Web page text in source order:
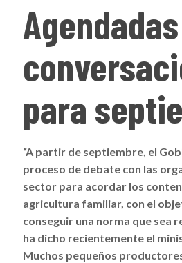
para
“A partir de septiembre, el
proceso de debate con las
sector para acordar los
agricultura familiar, con el
conseguir una norma que sea
ha dicho recientemente el
Muchos pequeños